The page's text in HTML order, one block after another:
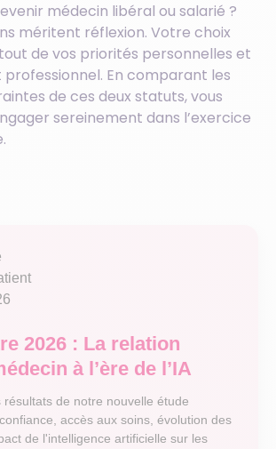
médecin libéral ou salarié ?
méritent réflexion. Votre choix
de vos priorités personnelles et
En comparant les
de ces deux statuts, vous
sereinement dans l’exercice
2026 : La relation
à l’ère de l’IA
résultats de notre nouvelle étude
accès aux soins, évolution des
de l'intelligence artificielle sur les